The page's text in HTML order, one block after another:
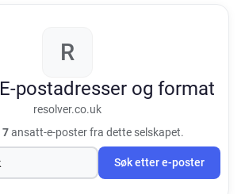
R
E-postadresser og format
resolver.co.uk
7ansatt-e-poster fra dette selskapet.
Søk etter e-poster